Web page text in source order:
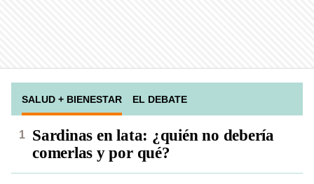
SALUD + BIENESTAR EL DEBATE
Sardinas en lata: ¿quién no debería
comerlas y por qué?